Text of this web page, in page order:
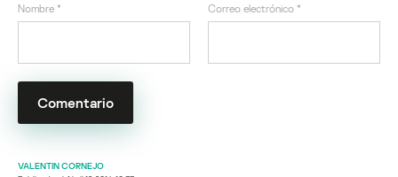
Nombre * Correo electrónico *
VALENTIN CORNEJO